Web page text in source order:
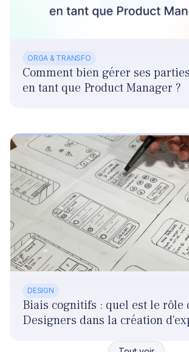
ORGA & TRANSFO
Comment bien gérer ses
en tant que Product Manager ?
DESIGN
Biais cognitifs : quel est le rôle
Designers dans la création